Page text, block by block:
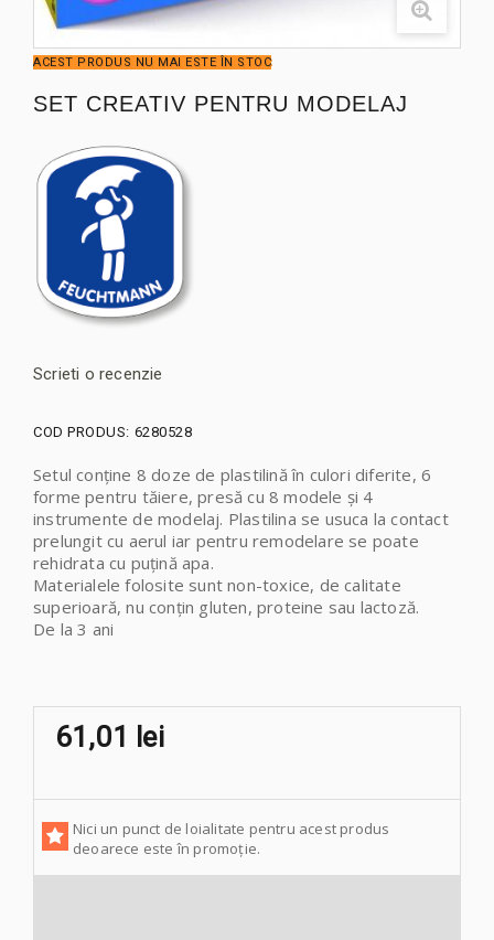
ACEST PRODUS NU MAI ESTE ÎN STOC
SET CREATIV PENTRU MODELAJ
Scrieti o recenzie
COD PRODUS: 6280528
Setul conține 8 doze de plastilină în culori diferite, 6
forme pentru tăiere, presă cu 8 modele și 4
instrumente de modelaj. Plastilina se usuca la contact
prelungit cu aerul iar pentru remodelare se poate
rehidrata cu puțină apa.
Materialele folosite sunt non-toxice, de calitate
superioară, nu conțin gluten, proteine sau lactoză.
De la 3 ani
61,01 lei
Nici un punct de loialitate pentru acest produs
deoarece este în promoție.